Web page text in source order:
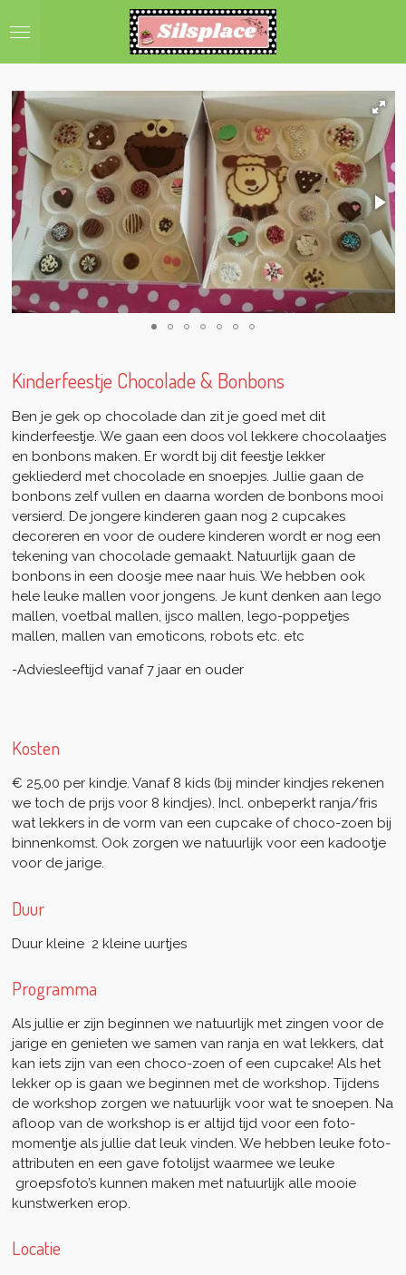
direct
hoofdinhoud
Kinderfeestje Chocolade & Bonbons
Ben je gek op chocolade dan zit je goed met dit
kinderfeestje. We gaan een doos vol lekkere chocolaatjes
en bonbons maken. Er wordt bij dit feestje lekker
gekliederd met chocolade en snoepjes. Jullie gaan de
bonbons zelf vullen en daarna worden de bonbons mooi
versierd. De jongere kinderen gaan nog 2 cupcakes
decoreren en voor de oudere kinderen wordt er nog een
tekening van chocolade gemaakt. Natuurlijk gaan de
bonbons in een doosje mee naar huis. We hebben ook
hele leuke mallen voor jongens. Je kunt denken aan lego
mallen, voetbal mallen, ijsco mallen, lego-poppetjes
mallen, mallen van emoticons, robots etc. etc
-Adviesleeftijd vanaf 7 jaar en ouder
Kosten
€ 25,00 per kindje. Vanaf 8 kids (bij minder kindjes rekenen
we toch de prijs voor 8 kindjes). Incl. onbeperkt ranja/fris
wat lekkers in de vorm van een cupcake of choco-zoen bij
binnenkomst. Ook zorgen we natuurlijk voor een kadootje
voor de jarige.
Duur
Duur kleine 2 kleine uurtjes
Programma
Als jullie er zijn beginnen we natuurlijk met zingen voor de
jarige en genieten we samen van ranja en wat lekkers, dat
kan iets zijn van een choco-zoen of een cupcake! Als het
lekker op is gaan we beginnen met de workshop. Tijdens
de workshop zorgen we natuurlijk voor wat te snoepen. Na
afloop van de workshop is er altijd tijd voor een foto-
momentje als jullie dat leuk vinden. We hebben leuke foto-
attributen en een gave fotolijst waarmee we leuke
groepsfoto’s kunnen maken met natuurlijk alle mooie
kunstwerken erop.
Locatie